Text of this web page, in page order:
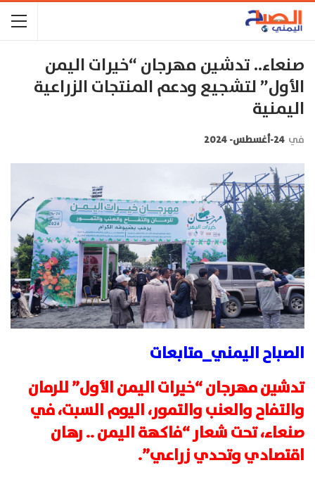
صنعاء.. تدشين مهرجان “خيرات اليمن
الأول” لتشجيع ودعم المنتجات الزراعية
اليمنية
في 24-أغسطس- 2024
الصباح اليمني_متابعات
تدشين مهرجان “خيرات اليمن الأول” للرمان
والتفاح والعنب والتمور، اليوم السبت، في
صنعاء، تحت شعار “فاكهة اليمن .. رهان
اقتصادي وتحدي زراعي”.